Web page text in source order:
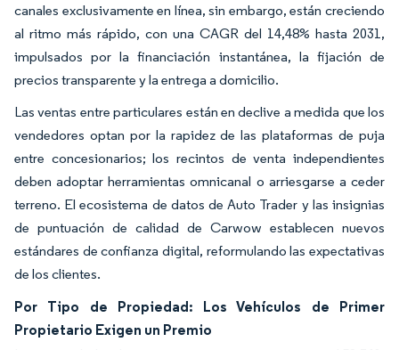
canales exclusivamente en línea, sin embargo, están creciendo
al ritmo más rápido, con una CAGR del 14,48% hasta 2031,
impulsados por la financiación instantánea, la fijación de
precios transparente y la entrega a domicilio.
Las ventas entre particulares están en declive a medida que los
vendedores optan por la rapidez de las plataformas de puja
entre concesionarios; los recintos de venta independientes
deben adoptar herramientas omnicanal o arriesgarse a ceder
terreno. El ecosistema de datos de Auto Trader y las insignias
de puntuación de calidad de Carwow establecen nuevos
estándares de confianza digital, reformulando las expectativas
de los clientes.
Por Tipo de Propiedad: Los Vehículos de Primer
Propietario Exigen un Premio